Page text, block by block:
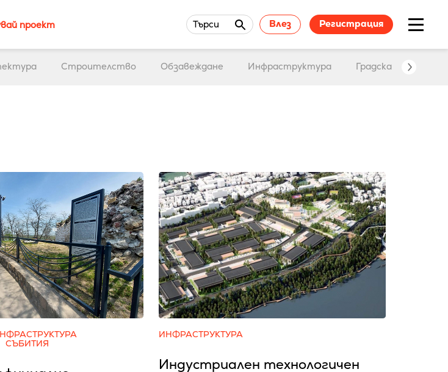
проект Търси Влез Регистрация
Строителство Обзавеждане Инфраструктура Градска среда
СЪБИТИЯ
ИНФРАСТРУКТУРА
Индустриален технологичен